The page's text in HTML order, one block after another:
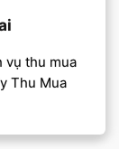
vụ thu mua
Thu Mua